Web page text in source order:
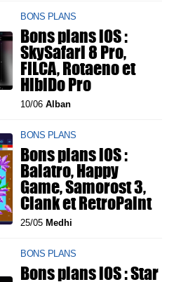
BONS PLANS
Bons plans iOS :
SkySafari 8 Pro,
FILCA, Rotaeno et
HibiDo Pro
10/06Alban
BONS PLANS
Bons plans iOS :
Balatro, Happy
Game, Samorost 3,
Clank et RetroPaint
25/05 Medhi
BONS PLANS
Bons plans iOS : Star